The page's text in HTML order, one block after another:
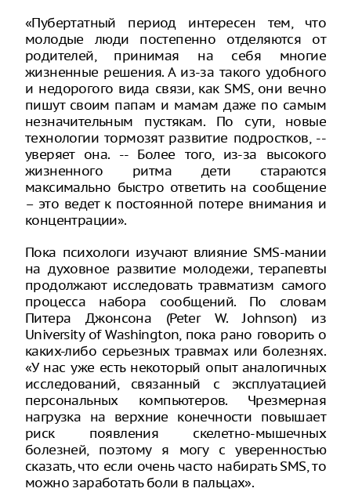
«Пубертатный период интересен тем, что
молодые люди постепенно отделяются от
родителей, принимая на себя многие
жизненные решения. А из-за такого удобного
и недорогого вида связи, как SMS, они вечно
пишут своим папам и мамам даже по самым
незначительным пустякам. По сути, новые
технологии тормозят развитие подростков, --
уверяет она. -- Более того, из-за высокого
жизненного ритма дети стараются
максимально быстро ответить на сообщение
– это ведет к постоянной потере внимания и
концентрации».
Пока психологи изучают влияние SMS-мании
на духовное развитие молодежи, терапевты
продолжают исследовать травматизм самого
процесса набора сообщений. По словам
Питера Джонсона (Peter W. Johnson) из
University of Washington, пока рано говорить о
каких-либо серьезных травмах или болезнях.
«У нас уже есть некоторый опыт аналогичных
исследований, связанный с эксплуатацией
персональных компьютеров. Чрезмерная
нагрузка на верхние конечности повышает
риск появления скелетно-мышечных
болезней, поэтому я могу с уверенностью
сказать, что если очень часто набирать SMS, то
можно заработать боли в пальцах».